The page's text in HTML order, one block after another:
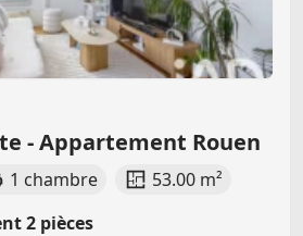
- Appartement Rouen
1 chambre
53.00 m²
2 pièces